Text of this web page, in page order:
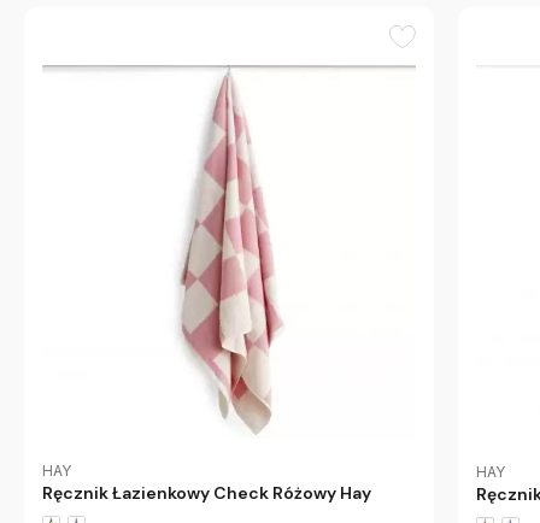
HAY
Ręcznik Łazienkowy Check Różowy Hay
HAY